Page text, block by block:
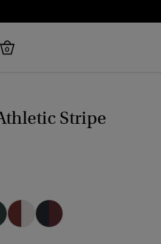
0
Stripe